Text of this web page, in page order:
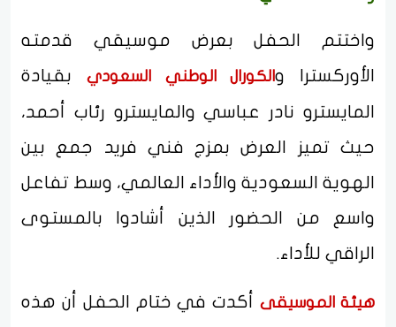
واختتم الحفل بعرض موسيقي قدمته
الأوركسترا والكورال الوطني السعودي بقيادة
المايسترو نادر عباسي والمايسترو رئاب أحمد،
حيث تميز العرض بمزج فني فريد جمع بين
الهوية السعودية والأداء العالمي، وسط تفاعل
واسع من الحضور الذين أشادوا بالمستوى
الراقي للأداء.
هيئة الموسيقىأكدت في ختام الحفل أن هذه